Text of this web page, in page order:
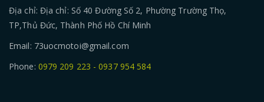
Địa chỉ: Địa chỉ: Số 40 Đường Số 2, Phường Trường Thọ,
TP,Thủ Đức, Thành Phố Hồ Chí Minh
Email: 73uocmotoi@gmail.com
Phone: 0979 209 223 - 0937 954 584